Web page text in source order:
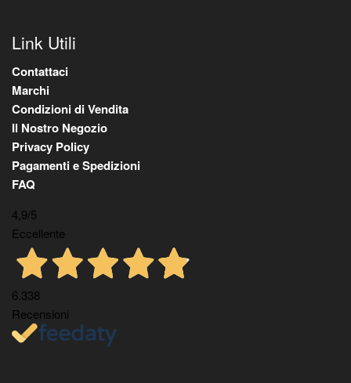
Link Utili
Contattaci
Marchi
Condizioni di Vendita
Il Nostro Negozio
Privacy Policy
Pagamenti e Spedizioni
FAQ
4,9/5
Eccellente
6.338
Recensioni